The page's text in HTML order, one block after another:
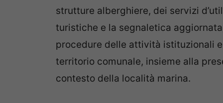
strutture alberghiere, dei servizi
turistiche e la segnaletica
procedure delle attività istituzionali
territorio comunale, insieme alla
contesto della località marina.